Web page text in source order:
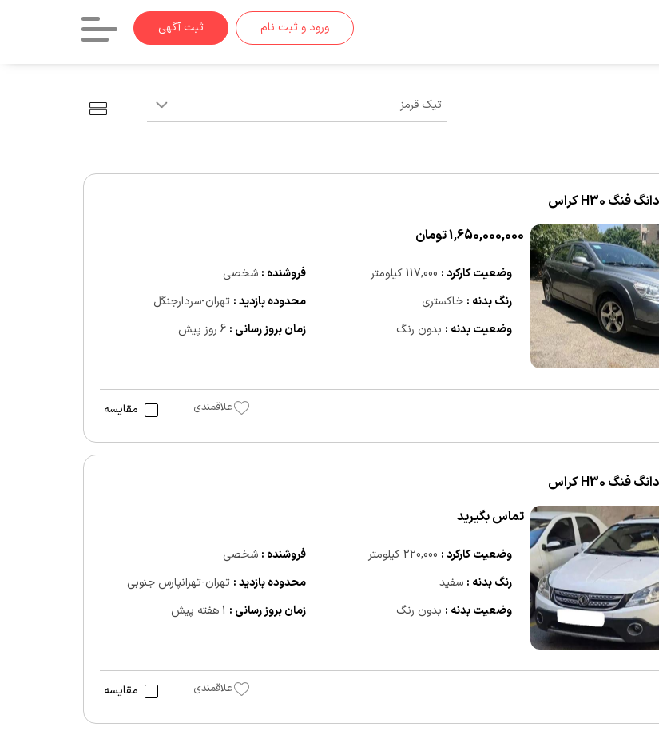
ثبت آگهی ورود و ثبت نام
1,650,000,000 تومان
وضعیت کارکرد : 117,000 کیلومتر فروشنده : شخصی
رنگ بدنه : خاکستری محدوده بازدید : تهران-سردارجنگل
وضعیت بدنه : بدون رنگ زمان بروز رسانی : 6 روز پیش
علاقمندی مقایسه
تماس بگیرید
وضعیت کارکرد : 220,000 کیلومتر فروشنده : شخصی
رنگ بدنه : سفید محدوده بازدید : تهران-تهرانپارس جنوبی
وضعیت بدنه : بدون رنگ زمان بروز رسانی : 1 هفته پیش
علاقمندی مقایسه